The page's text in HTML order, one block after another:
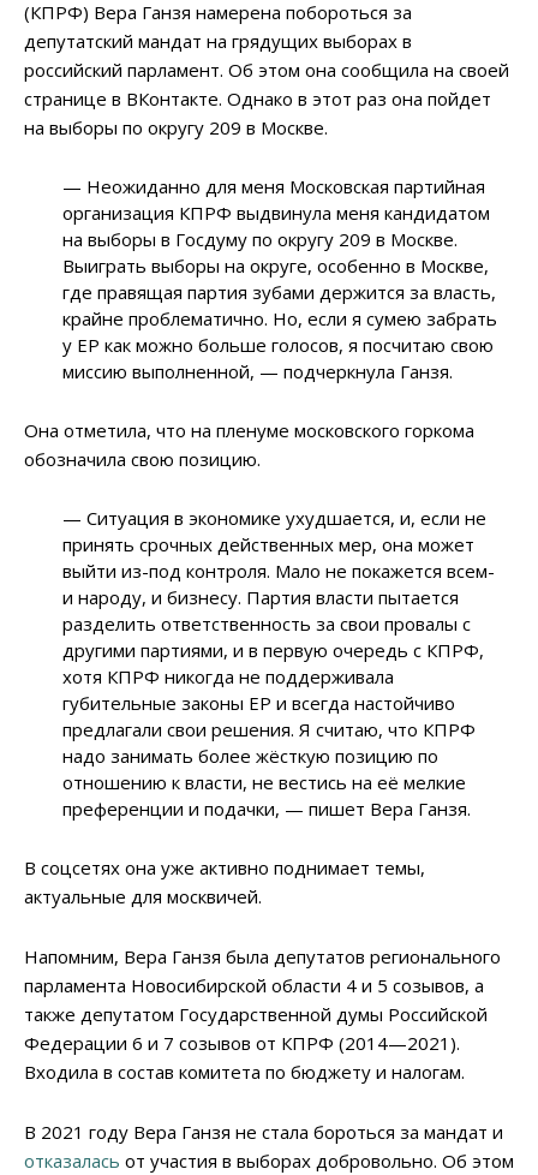
(КПРФ) Вера Ганзя намерена побороться за
депутатский мандат на грядущих выборах в
российский парламент. Об этом она сообщила на своей
странице в ВКонтакте. Однако в этот раз она пойдет
на выборы по округу 209 в Москве.
— Неожиданно для меня Московская партийная
организация КПРФ выдвинула меня кандидатом
на выборы в Госдуму по округу 209 в Москве.
Выиграть выборы на округе, особенно в Москве,
где правящая партия зубами держится за власть,
крайне проблематично. Но, если я сумею забрать
у ЕР как можно больше голосов, я посчитаю свою
миссию выполненной, — подчеркнула Ганзя.
Она отметила, что на пленуме московского горкома
обозначила свою позицию.
— Ситуация в экономике ухудшается, и, если не
принять срочных действенных мер, она может
выйти из-под контроля. Мало не покажется всем-
и народу, и бизнесу. Партия власти пытается
разделить ответственность за свои провалы с
другими партиями, и в первую очередь с КПРФ,
хотя КПРФ никогда не поддерживала
губительные законы ЕР и всегда настойчиво
предлагали свои решения. Я считаю, что КПРФ
надо занимать более жёсткую позицию по
отношению к власти, не вестись на её мелкие
преференции и подачки, — пишет Вера Ганзя.
В соцсетях она уже активно поднимает темы,
актуальные для москвичей.
Напомним, Вера Ганзя была депутатов регионального
парламента Новосибирской области 4 и 5 созывов, а
также депутатом Государственной думы Российской
Федерации 6 и 7 созывов от КПРФ (2014—2021).
Входила в состав комитета по бюджету и налогам.
В 2021 году Вера Ганзя не стала бороться за мандат и
отказалась от участия в выборах добровольно. Об этом